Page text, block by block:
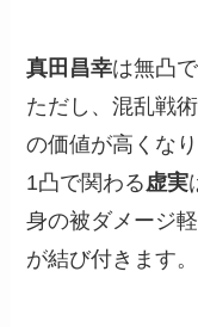
真田昌幸は無凸
ただし、混乱戦
の価値が高くなり
1凸で関わる虚実
身の被ダメージ
が結び付きます。